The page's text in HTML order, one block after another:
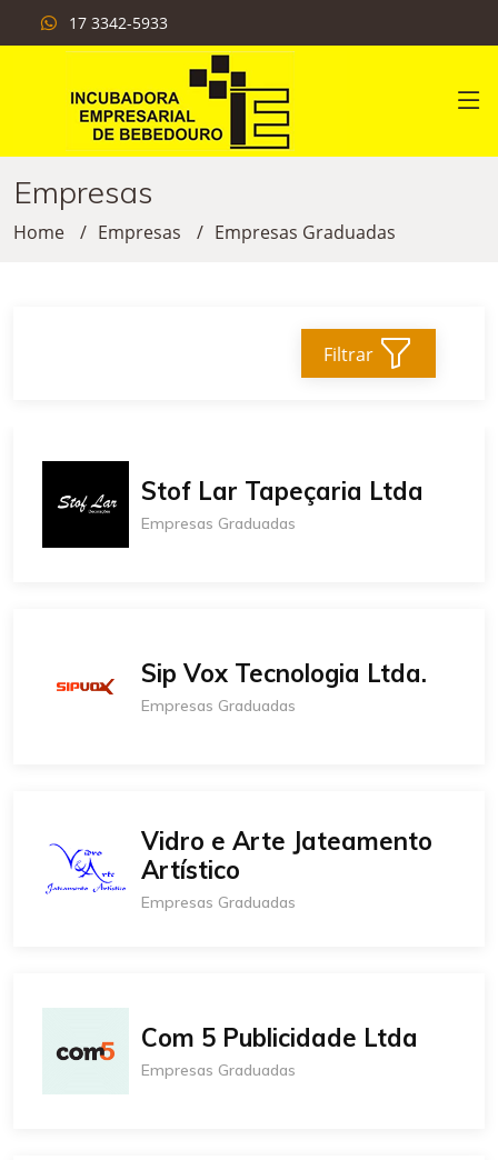
17 3342-5933
Empresas
Home Empresas Empresas Graduadas
Filtrar
Stof Lar Tapeçaria Ltda
Empresas Graduadas
Sip Vox Tecnologia Ltda.
Empresas Graduadas
Vidro e Arte Jateamento
Artístico
Empresas Graduadas
Com 5 Publicidade Ltda
Empresas Graduadas